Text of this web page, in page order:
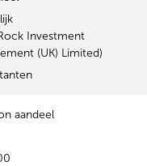
Investment
(UK) Limited)
aandeel